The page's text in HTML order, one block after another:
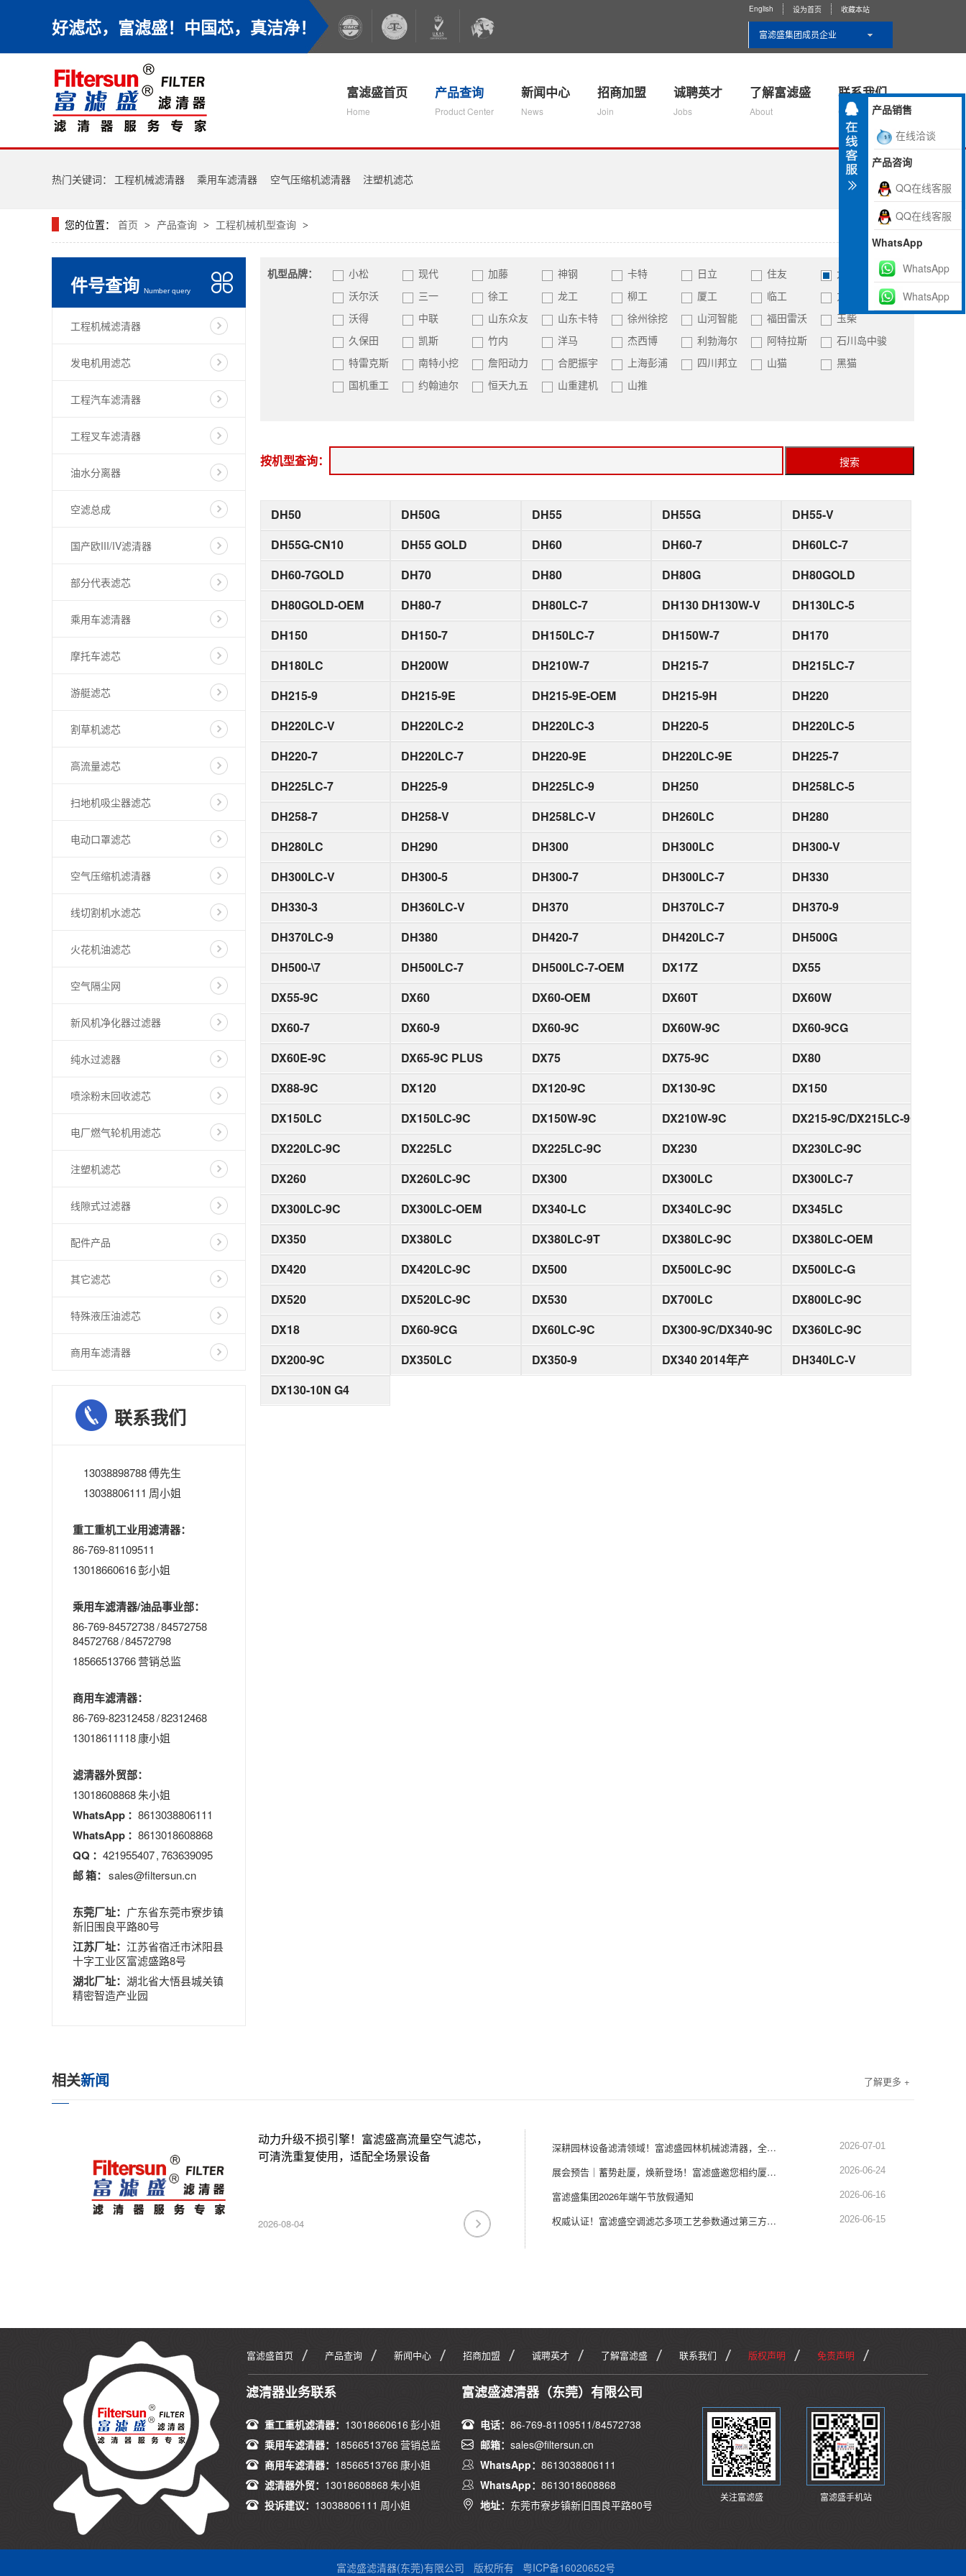
好滤芯，富滤盛！中国芯，真洁净！
English 设为首页 收藏本站
富滤盛集团成员企业
富滤盛首页
Home
产品查询
Product Center
新闻中心
News
招商加盟
Join
诚聘英才
Jobs
了解富滤盛
About
联系我们
Contact Us
热门关键词： 工程机械滤清器 乘用车滤清器 空气压缩机滤清器 注塑机滤芯
您的位置： 首页 > 产品查询 > 工程机械机型查询 >
件号查询 Number query
工程机械滤清器
发电机用滤芯
工程汽车滤清器
工程叉车滤清器
油水分离器
空滤总成
国产欧III/IV滤清器
部分代表滤芯
乘用车滤清器
摩托车滤芯
游艇滤芯
割草机滤芯
高流量滤芯
扫地机吸尘器滤芯
电动口罩滤芯
空气压缩机滤清器
线切割机水滤芯
火花机油滤芯
空气隔尘网
新风机净化器过滤器
纯水过滤器
喷涂粉末回收滤芯
电厂燃气轮机用滤芯
注塑机滤芯
线隙式过滤器
配件产品
其它滤芯
特殊液压油滤芯
商用车滤清器
联系我们
13038898788 傅先生
13038806111 周小姐
重工重机工业用滤清器：
86-769-81109511
13018660616 彭小姐
乘用车滤清器/油品事业部：
86-769-84572738 / 84572758
84572768 / 84572798
18566513766 营销总监
商用车滤清器：
86-769-82312458 / 82312468
13018611118 康小姐
滤清器外贸部：
13018608868 朱小姐
WhatsApp ： 8613038806111
WhatsApp ： 8613018608868
QQ ： 421955407 , 763639095
邮 箱： sales@filtersun.cn
东莞厂址： 广东省东莞市寮步镇
新旧围良平路80号
江苏厂址： 江苏省宿迁市沭阳县
十字工业区富滤盛路8号
湖北厂址： 湖北省大悟县城关镇
精密智造产业园
机型品牌： 小松 现代 加藤 神钢 卡特 日立 住友
大宇
沃尔沃
三一 徐工 龙工 柳工 厦工 临工
力士德
沃得
中联 山东众友 山东卡特 徐州徐挖 山河智能 福田雷沃
玉柴
久保田
凯斯 竹内 洋马 杰西博 利勃海尔 阿特拉斯
石川岛中骏
特雷克斯
南特小挖 詹阳动力 合肥振宇 上海彭浦 四川邦立 山猫
黑猫
国机重工
约翰迪尔 恒天九五 山重建机 山推
按机型查询： 搜索
DH50 DH50G DH55 DH55G
DH55-V
DH55G-CN10
DH55 GOLD DH60 DH60-7
DH60LC-7
DH60-7GOLD
DH70 DH80 DH80G
DH80GOLD
DH80GOLD-OEM
DH80-7 DH80LC-7 DH130 DH130W-V
DH130LC-5
DH150
DH150-7 DH150LC-7 DH150W-7
DH170
DH180LC
DH200W DH210W-7 DH215-7
DH215LC-7
DH215-9
DH215-9E DH215-9E-OEM DH215-9H
DH220
DH220LC-V
DH220LC-2 DH220LC-3 DH220-5
DH220LC-5
DH220-7
DH220LC-7 DH220-9E DH220LC-9E
DH225-7
DH225LC-7
DH225-9 DH225LC-9 DH250
DH258LC-5
DH258-7
DH258-V DH258LC-V DH260LC
DH280
DH280LC
DH290 DH300 DH300LC
DH300-V
DH300LC-V
DH300-5 DH300-7 DH300LC-7
DH330
DH330-3
DH360LC-V DH370 DH370LC-7
DH370-9
DH370LC-9
DH380 DH420-7 DH420LC-7
DH500G
DH500-\7
DH500LC-7 DH500LC-7-OEM DX17Z
DX55
DX55-9C
DX60 DX60-OEM DX60T
DX60W
DX60-7
DX60-9 DX60-9C DX60W-9C
DX60-9CG
DX60E-9C
DX65-9C PLUS DX75 DX75-9C
DX80
DX88-9C
DX120 DX120-9C DX130-9C
DX150
DX150LC
DX150LC-9C DX150W-9C DX210W-9C
DX215-9C/DX215LC-9C
DX220LC-9C
DX225LC DX225LC-9C DX230
DX230LC-9C
DX260
DX260LC-9C DX300 DX300LC
DX300LC-7
DX300LC-9C
DX300LC-OEM DX340-LC DX340LC-9C
DX345LC
DX350
DX380LC DX380LC-9T DX380LC-9C
DX380LC-OEM
DX420
DX420LC-9C DX500 DX500LC-9C
DX500LC-G
DX520
DX520LC-9C DX530 DX700LC
DX800LC-9C
DX18
DX60-9CG DX60LC-9C DX300-9C/DX340-9C
DX360LC-9C
DX200-9C
DX350LC DX350-9 DX340 2014年产
DH340LC-V
DX130-10N G4
相关新闻 了解更多 +
动力升级不损引擎！富滤盛高流量空气滤芯，
可清洗重复使用，适配全场景设备
2026-08-04
深耕园林设备滤清领域！富滤盛园林机械滤清器，全品类适配，品质硬核靠谱 2026-07-01
展会预告｜蓄势赴厦，焕新登场！富滤盛邀您相约厦门工程机械展1451-1452展位 2026-06-24
富滤盛集团2026年端午节放假通知 2026-06-16
权威认证！富滤盛空调滤芯多项工艺参数通过第三方严苛检测，品质再获硬核背书 2026-06-15
富滤盛首页 产品查询 新闻中心 招商加盟 诚聘英才 了解富滤盛 联系我们 版权声明 免责声明
滤清器业务联系
重工重机滤清器： 13018660616 彭小姐
乘用车滤清器： 18566513766 营销总监
商用车滤清器： 18566513766 康小姐
滤清器外贸： 13018608868 朱小姐
投诉建议： 13038806111 周小姐
富滤盛滤清器（东莞）有限公司
电话： 86-769-81109511/84572738
邮箱： sales@filtersun.cn
WhatsApp： 8613038806111
WhatsApp： 8613018608868
地址： 东莞市寮步镇新旧围良平路80号
关注富滤盛 富滤盛手机站
富滤盛滤清器(东莞)有限公司 版权所有 粤ICP备16020652号
产品销售
在线洽谈
产品咨询
QQ在线客服
QQ在线客服
WhatsApp
WhatsApp
WhatsApp